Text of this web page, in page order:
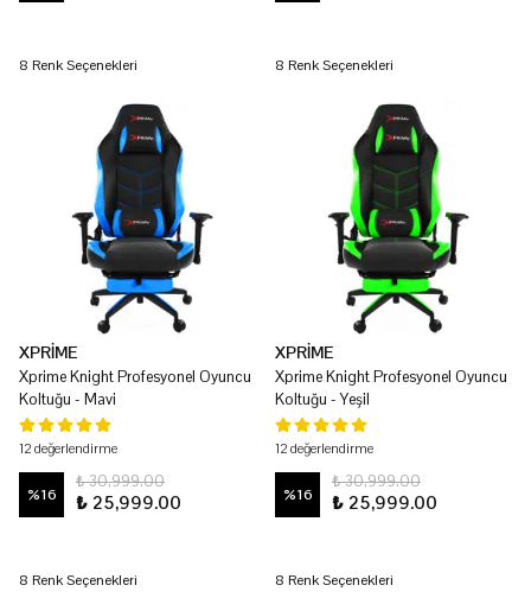
8 Renk Seçenekleri 8 Renk Seçenekleri
XPRİME
Xprime Knight Profesyonel Oyuncu
Koltuğu - Mavi
12 değerlendirme
%16
₺ 30,999.00
₺ 25,999.00
8 Renk Seçenekleri
XPRİME
Xprime Knight Profesyonel Oyuncu
Koltuğu - Yeşil
12 değerlendirme
%16
₺ 30,999.00
₺ 25,999.00
8 Renk Seçenekleri